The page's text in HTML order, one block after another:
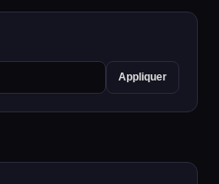
Appliquer